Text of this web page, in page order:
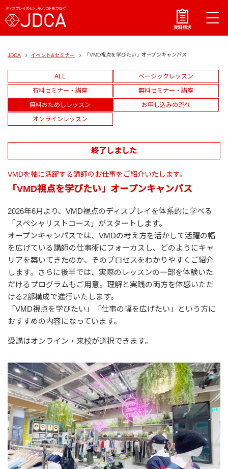
JDCA イベント&セミナー 「VMD視点を学びたい」オープンキャンパス
ALL
ベーシックレッスン
有料セミナー・講座
無料セミナー・講座
無料おためしレッスン
お申し込みの流れ
オンラインレッスン
終了しました
VMDを軸に活躍する講師のお仕事をご紹介いたします。
「VMD視点を学びたい」オープンキャンパス
2026年6月より、VMD視点のディスプレイを体系的に学べる
「スペシャリストコース」がスタートします。
オープンキャンパスでは、VMDの考え方を活かして活躍の幅
を広げている講師の仕事術にフォーカスし、どのようにキャ
リアを築いてきたのか、そのプロセスをわかりやすくご紹介
します。さらに後半では、実際のレッスンの一部を体験いた
だけるプログラムもご用意。理解と実践の両方を体感いただ
ける2部構成で進行いたします。
「VMD視点を学びたい」「仕事の幅を広げたい」という方に
おすすめの内容になっています。
受講はオンライン・来校が選択できます。